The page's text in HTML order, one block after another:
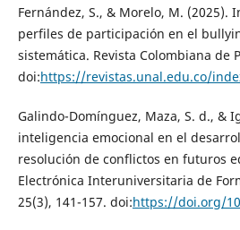
Fernández, S., & Morelo, M. (2025).
perfiles de participación en el
sistemática. Revista Colombiana de
doi:https://revistas.unal.edu.co/
Galindo-Domínguez, Maza, S. d., &
inteligencia emocional en el
resolución de conflictos en futuros
Electrónica Interuniversitaria de
25(3), 141-157. doi:https://doi.org/